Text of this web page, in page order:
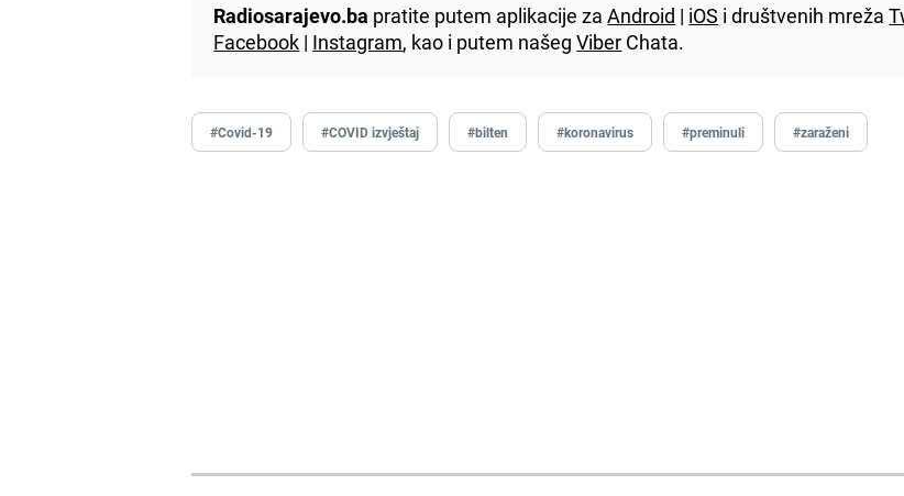
Radiosarajevo.ba pratite putem aplikacije zaAndroid | iOS i društvenih mreža
Facebook | Instagram, kao i putem našegViber Chata.
#Covid-19 #COVID izvještaj #bilten #koronavirus #preminuli #zaraženi